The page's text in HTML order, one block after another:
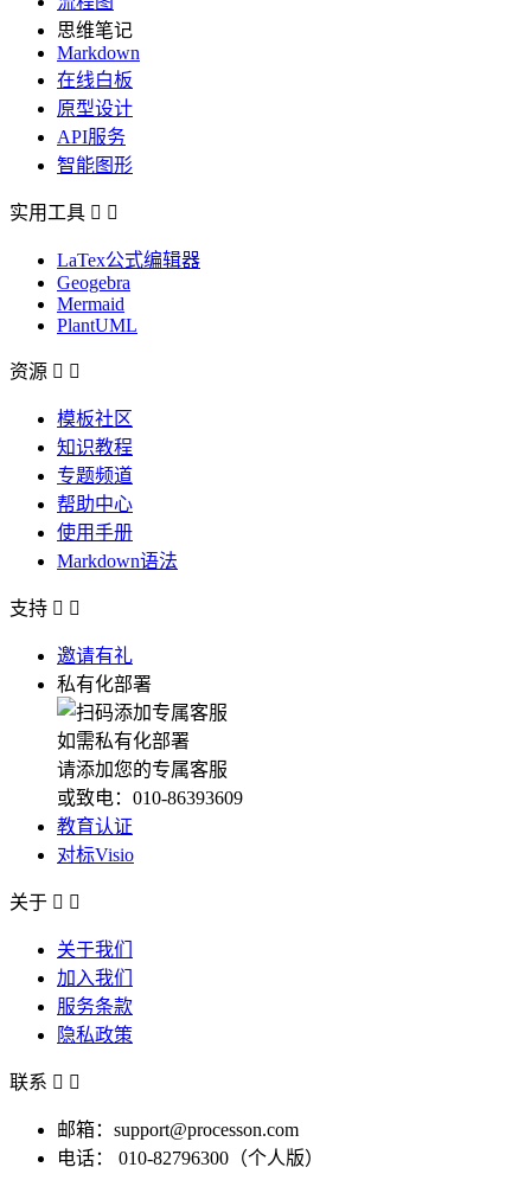
思维笔记
Markdown
在线白板
原型设计
API服务
智能图形
实用工具  
LaTex公式编辑器
Geogebra
Mermaid
PlantUML
资源  
模板社区
知识教程
专题频道
帮助中心
使用手册
Markdown语法
支持  
邀请有礼
私有化部署
如需私有化部署
请添加您的专属客服
或致电：010-86393609
教育认证
对标Visio
关于  
关于我们
加入我们
服务条款
隐私政策
联系  
邮箱：support@processon.com
电话：
010-82796300（个人版）